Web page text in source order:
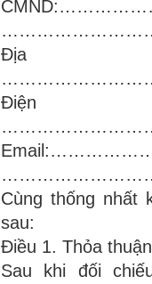
Địa
Điện
Cùng thống nhất
sau:
Điều 1. Thỏa
Sau khi đối